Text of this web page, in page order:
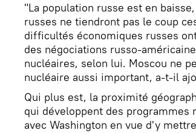
"La population russe est en
russes ne tiendront pas le coup
difficultés économiques russes
des négociations russo-
nucléaires, selon lui. Moscou ne
nucléaire aussi important, a-t-il
Qui plus est, la proximité
qui développent des
avec Washington en vue d'y